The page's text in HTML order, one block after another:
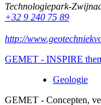
Technologiepark-
+32 9 240 75 89
http://
GEMET - INSPIRE
Geologie
GEMET - Concepten,